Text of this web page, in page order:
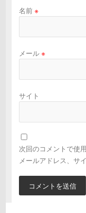
名前 ※
メール ※
サイト
次回のコメントで使
メールアドレス、サ